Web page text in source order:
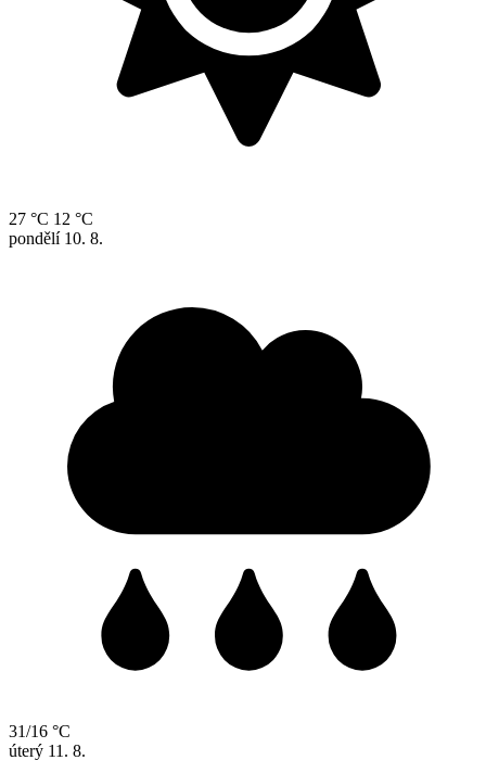
27 °C 12 °C
pondělí 10. 8.
31/16 °C
úterý 11. 8.